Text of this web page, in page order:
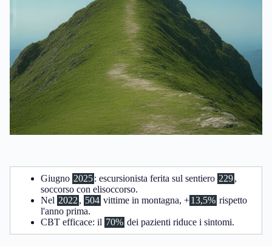
Giugno 2025: escursionista ferita sul sentiero 229,
soccorso con elisoccorso.
Nel 2022 , 504 vittime in montagna, +13,5% rispetto
l'anno prima.
CBT efficace: il 70% dei pazienti riduce i sintomi.